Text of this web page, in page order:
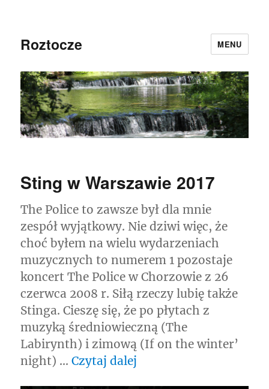
Roztocze MENU
Sting w Warszawie 2017
The Police to zawsze był dla mnie
zespół wyjątkowy. Nie dziwi więc, że
choć byłem na wielu wydarzeniach
muzycznych to numerem 1 pozostaje
koncert The Police w Chorzowie z 26
czerwca 2008 r. Siłą rzeczy lubię także
Stinga. Cieszę się, że po płytach z
muzyką średniowieczną (The
Labirynth) i zimową (If on the winter’
night) …Czytaj dalej